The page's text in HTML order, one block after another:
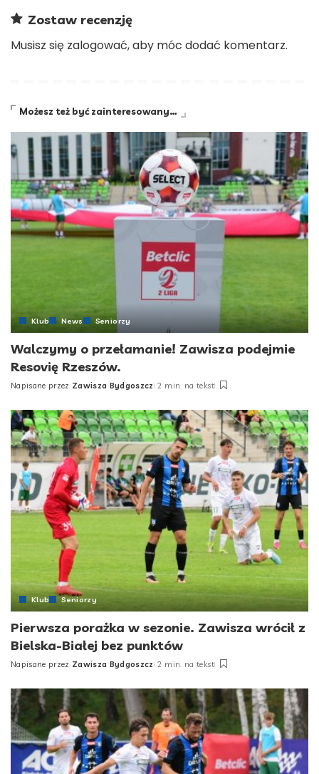
Zostaw recenzję
Musisz się zalogować, aby móc dodać komentarz.
Możesz też być zainteresowany…
Klub News Seniorzy
Walczymy o przełamanie! Zawisza podejmie
Resovię Rzeszów.
Posted
Napisane przez Zawisza Bydgoszcz 2 min. na tekst
Klub Seniorzy
Pierwsza porażka w sezonie. Zawisza wrócił z
Bielska-Białej bez punktów
Posted
Napisane przez Zawisza Bydgoszcz 2 min. na tekst